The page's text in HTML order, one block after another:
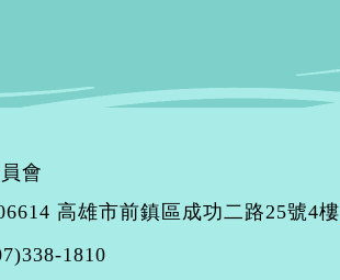
會
高雄市前鎮區成功二路25號4樓
1810